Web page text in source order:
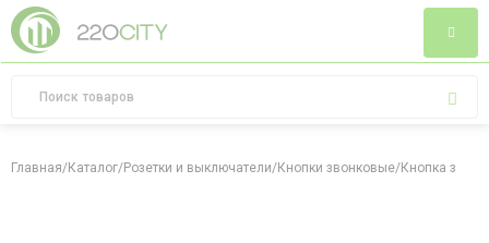
Главная/Каталог/Розетки и выключатели/Кнопки звонковые/Кнопка